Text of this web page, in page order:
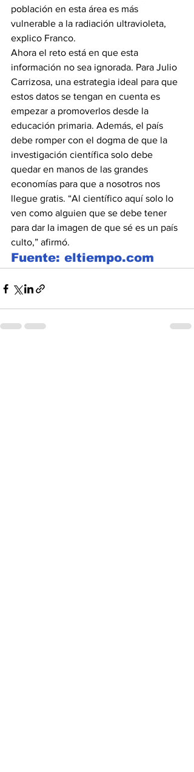
población en esta área es más
vulnerable a la radiación ultravioleta,
explico Franco.
Ahora el reto está en que esta
información no sea ignorada. Para Julio
Carrizosa, una estrategia ideal para que
estos datos se tengan en cuenta es
empezar a promoverlos desde la
educación primaria. Además, el país
debe romper con el dogma de que la
investigación científica solo debe
quedar en manos de las grandes
economías para que a nosotros nos
llegue gratis. “Al científico aquí solo lo
ven como alguien que se debe tener
para dar la imagen de que sé es un país
culto,” afirmó.
Fuente: eltiempo.com